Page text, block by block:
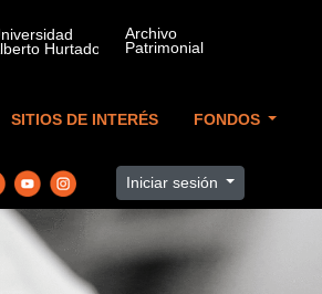
SITIOS DE INTERÉS FONDOS
Iniciar sesión